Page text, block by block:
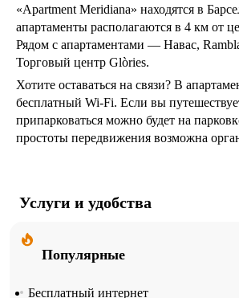
«Apartment Meridiana» находятся в
апартаменты располагаются в 4 км от
Рядом с апартаментами — Навас,
Торговый центр Glòries.
Хотите оставаться на связи? В
бесплатный Wi-Fi. Если вы
припарковаться можно будет на
простоты передвижения возможна
Дополнительно: химчистка и
английском, испанском и французском.
Услуги и удобства
Популярные
Бесплатный интернет